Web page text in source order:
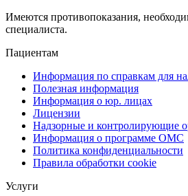
Имеются противопоказания,
специалиста.
Пациентам
Информация по справкам для
Полезная информация
Информация о юр. лицах
Лицензии
Надзорные и контролирующие
Информация о программе ОМС
Политика конфиденциальности
Правила обработки cookie
Услуги